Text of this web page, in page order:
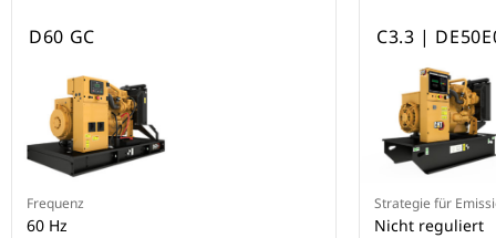
D60 GC
Frequenz
60 Hz
C3.3 |
Strategie für
Nicht reguliert